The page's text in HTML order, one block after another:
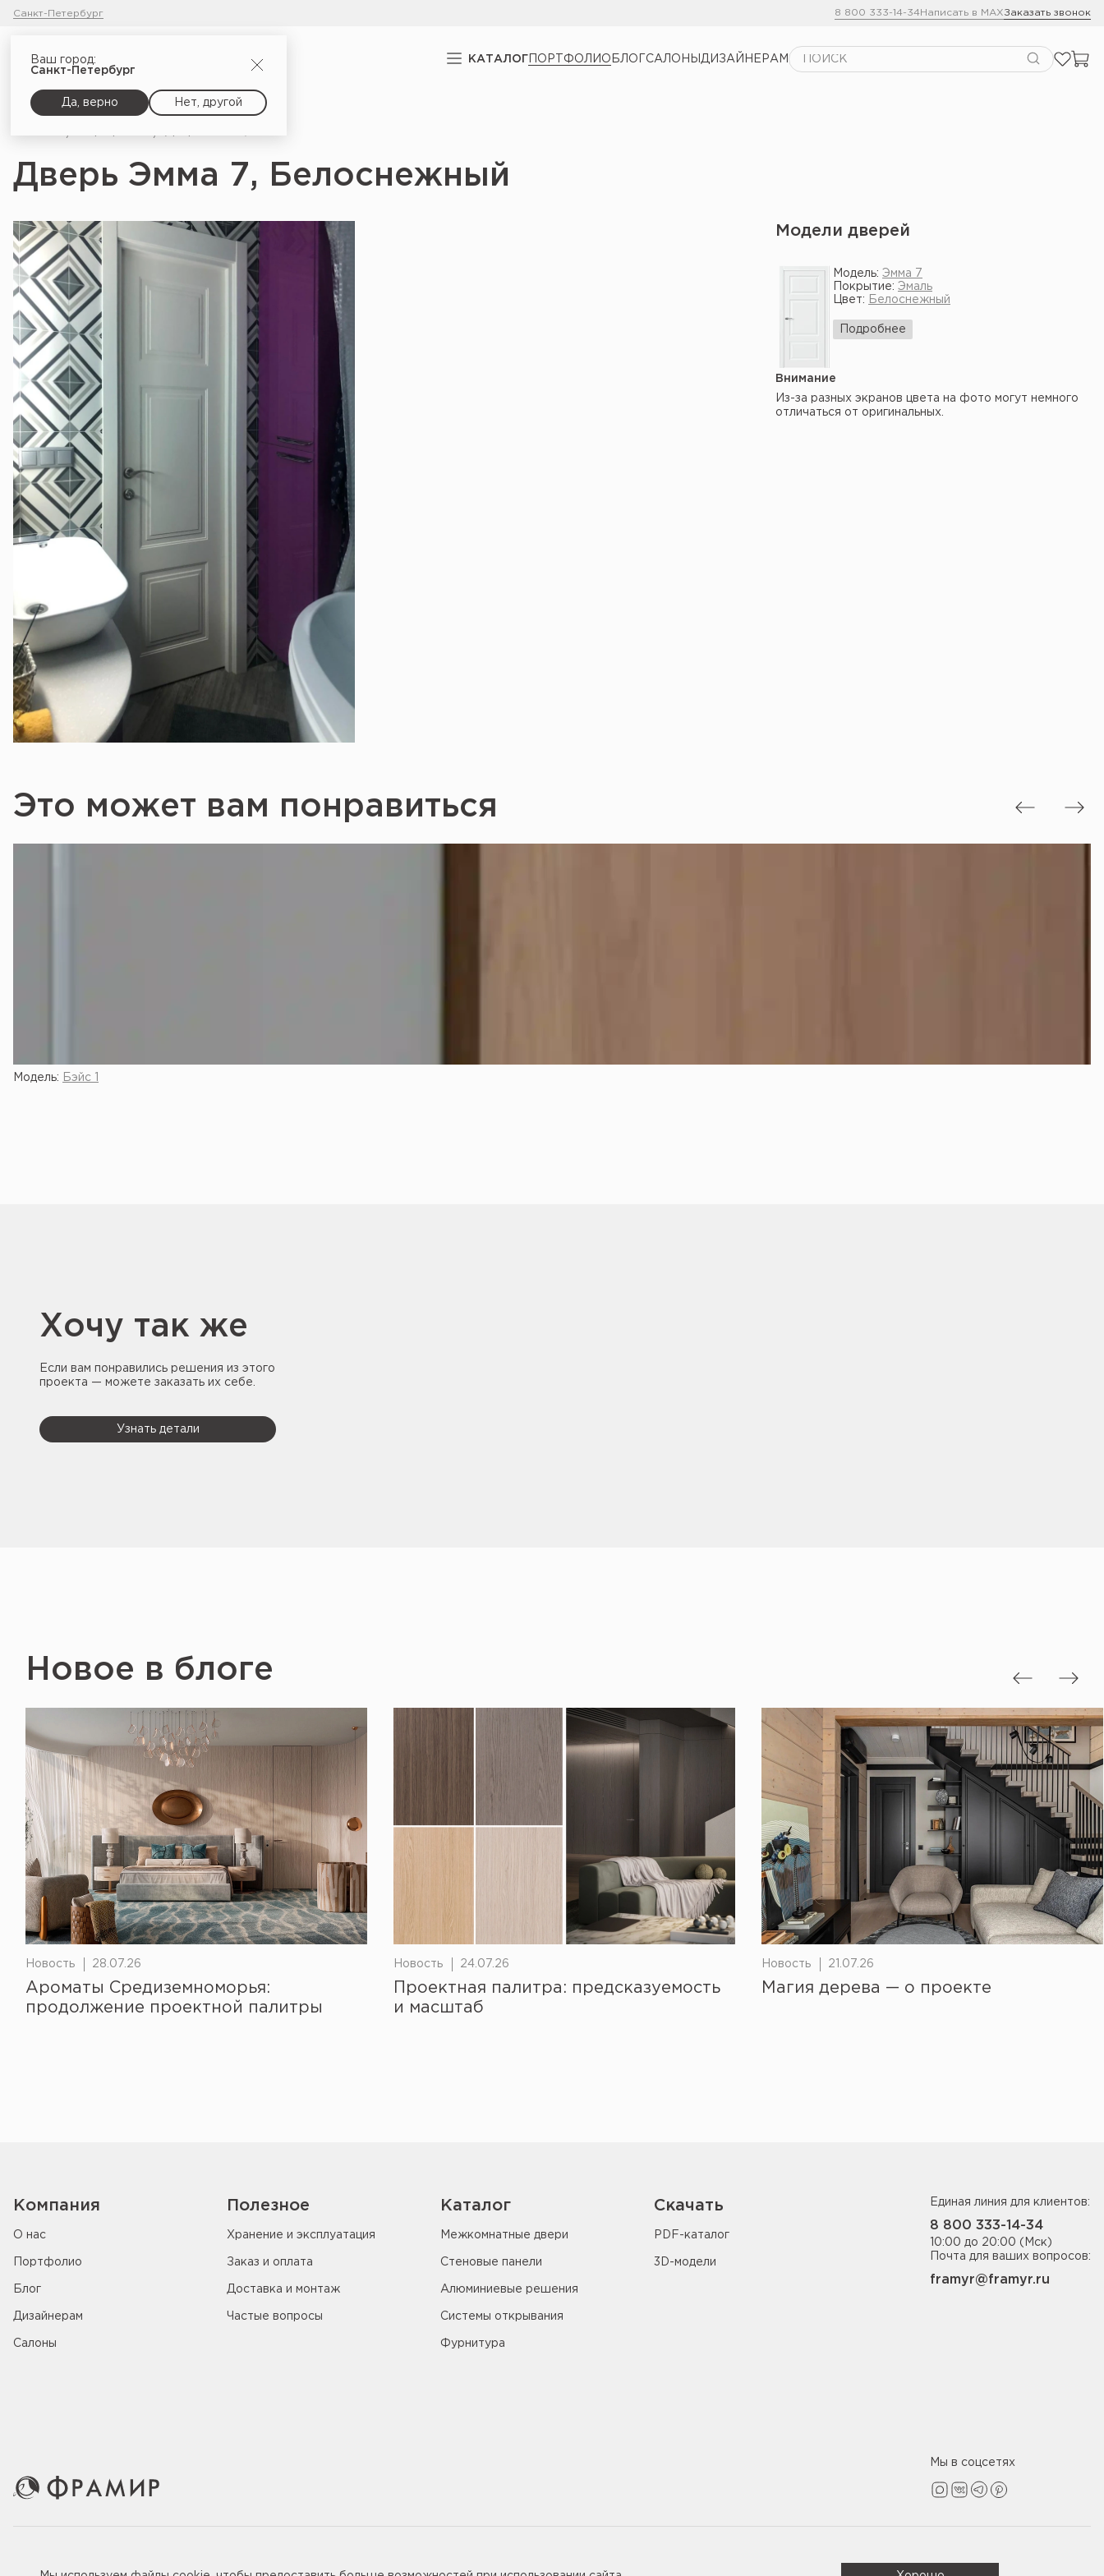
Санкт-Петербург 8 800 333-14-34Написать в MAXЗаказать звонок
КАТАЛОГ ПОРТФОЛИО БЛОГСАЛОНЫ ДИЗАЙНЕРАМ
Ваш город:
Санкт-Петербург
Да, верно Нет, другой
Дверь Эмма 7, Белоснежный
Модели дверей
Модель: Эмма 7
Покрытие: Эмаль
Цвет:
Белоснежный
Подробнее
Внимание
Из-за разных экранов цвета на фото могут немного
отличаться от оригинальных.
Это может вам понравиться
Модель: Бэйс 1
Хочу так же
Если вам понравились решения из этого
проекта — можете заказать их себе.
Узнать детали
Новое в блоге
Новость 28.07.26
Ароматы Средиземноморья:
продолжение проектной палитры
Новость 24.07.26
Проектная палитра: предсказуемость
и масштаб
Новость 21.07.26
Магия дерева — о проекте
Компания
О нас
Портфолио
Блог
Дизайнерам
Салоны
Полезное
Хранение и эксплуатация
Заказ и оплата
Доставка и монтаж
Частые вопросы
Каталог
Межкомнатные двери
Стеновые панели
Алюминиевые решения
Системы открывания
Фурнитура
Скачать
PDF-каталог
3D-модели
Единая линия для клиентов:
8 800 333-14-34
10:00 до 20:00 (Мск)
Почта для ваших вопросов:
framyr@framyr.ru
Мы в соцсетях